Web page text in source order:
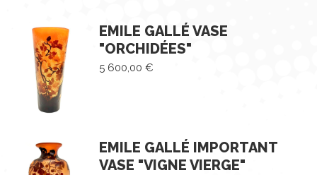
EMILE GALLÉ VASE
"ORCHIDÉES"
5 600,00 €
EMILE GALLÉ IMPORTANT
VASE "VIGNE VIERGE"